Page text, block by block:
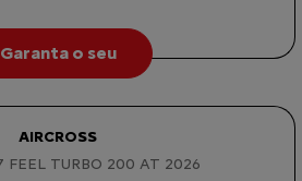
Garanta o seu
AIRCROSS
FEEL TURBO 200 AT 2026